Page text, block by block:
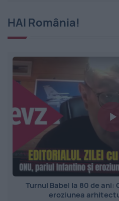
HAI România!
Turnul Babel la 80 de ani:
eroziunea